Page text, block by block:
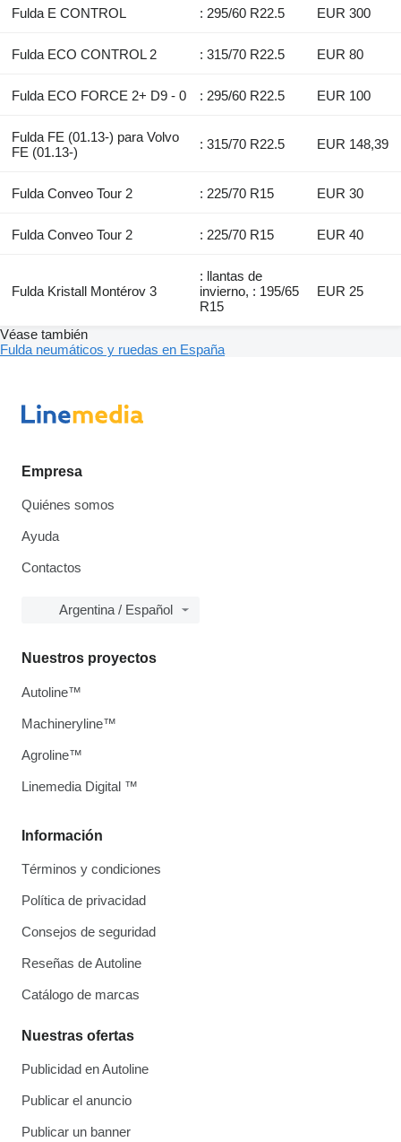
Fulda E CONTROL : 295/60 R22.5 EUR 300
Fulda ECO CONTROL 2 : 315/70 R22.5 EUR 80
Fulda ECO FORCE 2+ D9 - 0 : 295/60 R22.5 EUR 100
Fulda FE (01.13-) para Volvo
FE (01.13-)
: 315/70 R22.5 EUR 148,39
Fulda Conveo Tour 2 : 225/70 R15 EUR 30
Fulda Conveo Tour 2 : 225/70 R15 EUR 40
Fulda Kristall Montérov 3
: llantas de
invierno, : 195/65
R15
EUR 25
Véase también
Fulda neumáticos y ruedas en España
Empresa
Quiénes somos
Ayuda
Contactos
Argentina / Español
Información
Términos y condiciones
Política de privacidad
Consejos de seguridad
Reseñas de Autoline
Catálogo de marcas
Nuestras ofertas
Publicidad en Autoline
Publicar el anuncio
Publicar un banner
Nuestros proyectos
Autoline™
Machineryline™
Agroline™
Linemedia Digital ™